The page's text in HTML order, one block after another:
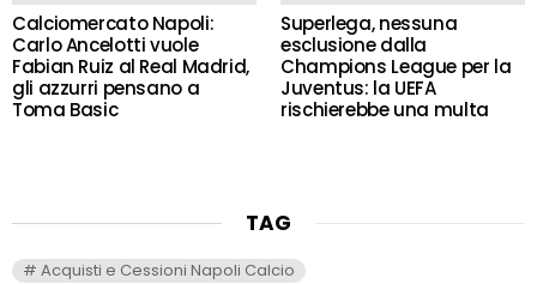
Calciomercato Napoli:
Carlo Ancelotti vuole
Fabian Ruiz al Real Madrid,
gli azzurri pensano a
Toma Basic
Superlega, nessuna
esclusione dalla
Champions League per la
Juventus: la UEFA
rischierebbe una multa
TAG
Acquisti e Cessioni Napoli Calcio